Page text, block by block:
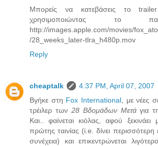
Μπορείς να κατεβάσεις το
χρησιμοποιώντας το
http://images.apple.com/movies/
/28_weeks_later-tlra_h480p.mov
Reply
cheaptalk
4:37 PM, April 07, 2007
Βγήκε στη Fox International , με νέες
τρέιλερ των 28 Βδομάδων Μετάγια
Και.. φαίνεται κιόλας, αφού
πρώτης ταινίας (i.e. δίνει περισσότερη
συνέχεια) και επικεντρώνεται